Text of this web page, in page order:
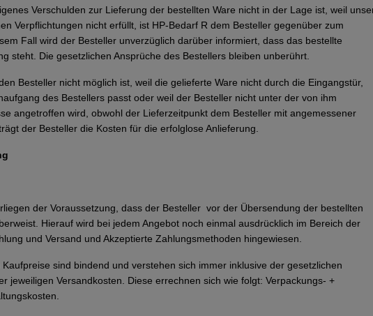
Verschulden zur Lieferung der bestellten Ware nicht in der Lage ist, weil
Verpflichtungen nicht erfüllt, ist HP-Bedarf R dem Besteller gegenüber zum
Fall wird der Besteller unverzüglich darüber informiert, dass das bestellte
steht. Die gesetzlichen Ansprüche des Bestellers bleiben unberührt.
Besteller nicht möglich ist, weil die gelieferte Ware nicht durch die Eingangstür,
des Bestellers passt oder weil der Besteller nicht unter der von ihm
angetroffen wird, obwohl der Lieferzeitpunkt dem Besteller mit angemessener
der Besteller die Kosten für die erfolglose Anlieferung.
der Voraussetzung, dass der Besteller vor der Übersendung der bestellten
Hierauf wird bei jedem Angebot noch einmal ausdrücklich im Bereich der
und Versand und Akzeptierte Zahlungsmethoden hingewiesen.
sind bindend und verstehen sich immer inklusive der gesetzlichen
jeweiligen Versandkosten. Diese errechnen sich wie folgt: Verpackungs- +